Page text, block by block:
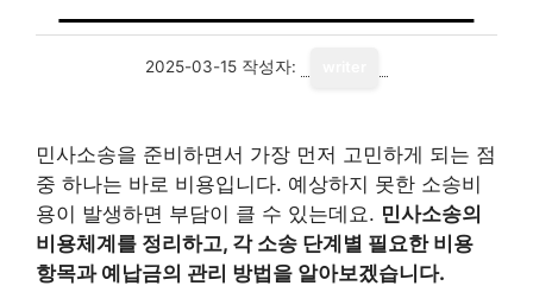
2025-03-15 작성자:
민사소송을 준비하면서 가장 먼저 고민하게 되는 점
중 하나는 바로 비용입니다. 예상하지 못한 소송비
용이 발생하면 부담이 클 수 있는데요. 민사소송의
비용체계를 정리하고, 각 소송 단계별 필요한 비용
항목과 예납금의 관리 방법을 알아보겠습니다.